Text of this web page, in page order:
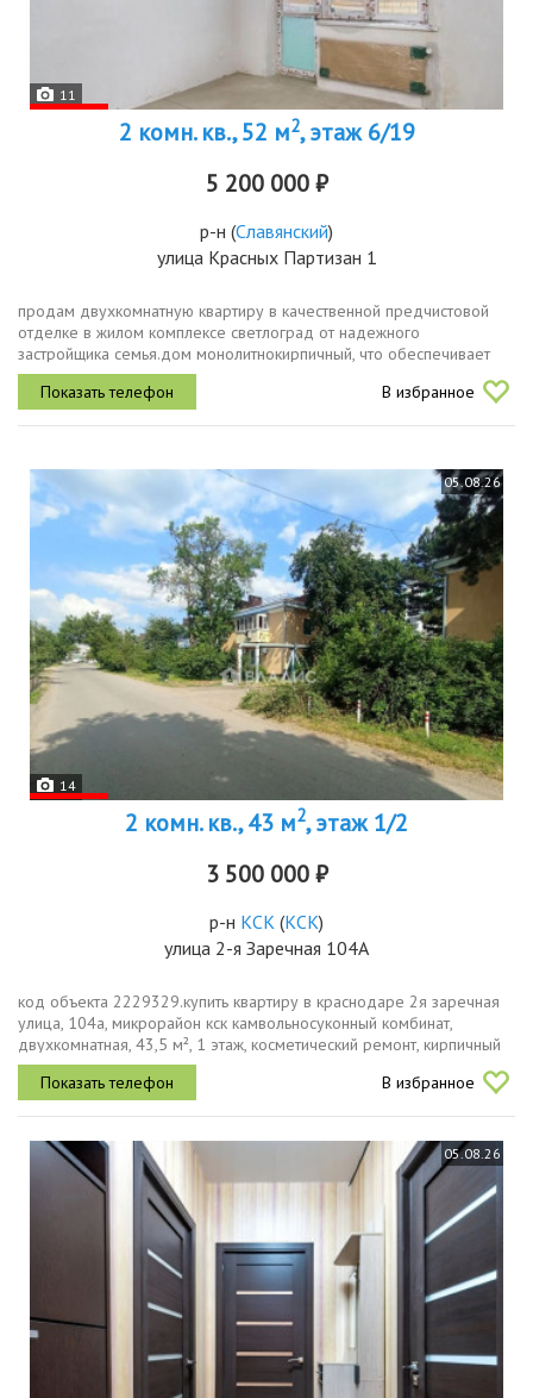
11
2 комн. кв., 52 м2, этаж 6/19
5 200 000 ₽
р-н (Славянский)
улица Красных Партизан 1
продам двухкомнатную квартиру в качественной предчистовой
отделке в жилом комплексе светлоград от надежного
застройщика семья.дом монолитнокирпичный, что обеспечивает
хорошую шумотеплоизоляцию. придомовая территория
ухоженная и красивая....
В избранное
05.08.26
14
2 комн. кв., 43 м2, этаж 1/2
3 500 000 ₽
р-н КСК (КСК)
улица 2-я Заречная 104А
код объекта 2229329.купить квартиру в краснодаре 2я заречная
улица, 104а, микрорайон кск камвольносуконный комбинат,
двухкомнатная, 43,5 м², 1 этаж, косметический ремонт, кирпичный
дом 1985 г.звоните все объекты проходят проверку
документов,...
В избранное
05.08.26